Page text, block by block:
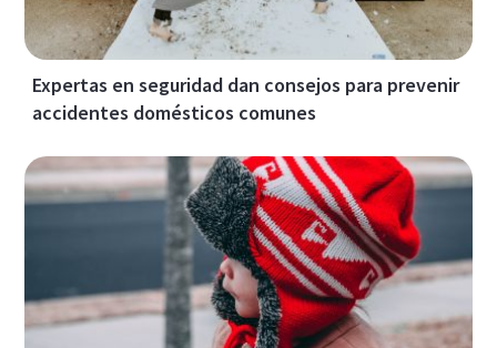
Expertas en seguridad dan consejos para prevenir
accidentes domésticos comunes